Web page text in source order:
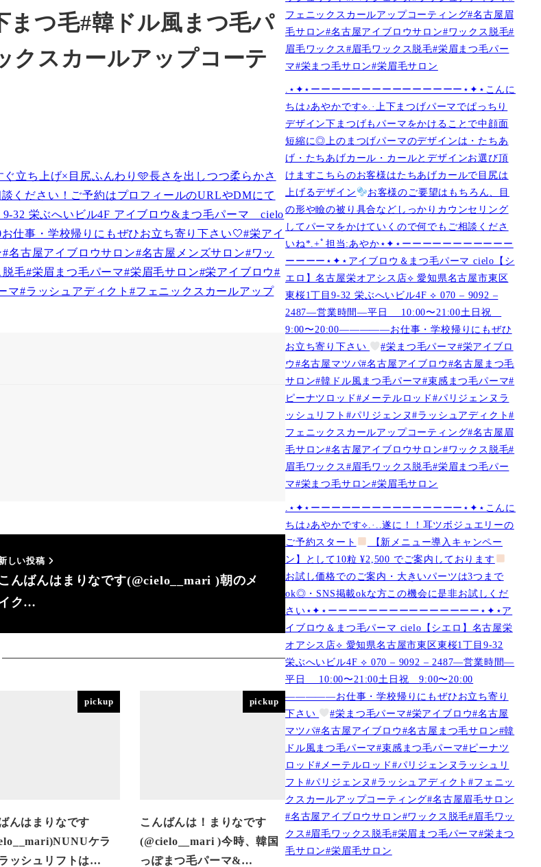
まつ毛#韓ドル風まつ毛パ
クスカールアップコーテ
しい投稿
こんばんはまりなです(@cielo__mari )朝のメ
ク…
pickup
んはまりなです
ケラ
ッシュリフトは…
pickup
こんばんは！まりなです
(@cielo__mari )今時、韓国
っぽまつ毛パーマ&…
フェニックスカールアップコーティング#名古屋眉
毛サロン#名古屋アイブロウサロン#ワックス脱毛#
眉毛ワックス#眉毛ワックス脱毛#栄眉まつ毛パー
マ#栄まつ毛サロン#栄眉毛サロン
.⋆✦⋆ーーーーーーーーーーーーーーー⋆✦⋆こんに
ちは♪あやかです︎⟡.·上下まつげパーマでぱっちり
デザイン下まつげもパーマをかけることで中顔面
短縮に◎上のまつげパーマのデザインは・たちあ
げ・たちあげカール・カールとデザインお選び頂
けますこちらのお客様はたちあげカールで目尻は
上げるデザイン
お客様のご要望はもちろん、目
の形や瞼の被り具合などしっかりカウンセリング
してパーマをかけていくので何でもご相談くださ
いね︎︎︎*.+ﾟ担当:あやか⋆✦⋆ーーーーーーーーーーー
ーーーー⋆✦⋆アイブロウ＆まつ毛パーマ cielo【シ
エロ】名古屋栄オアシス店︎︎⟡ 愛知県名古屋市東区
東桜1丁目9-32 栄ぶへいビル4F ︎︎⟡ 070 – 9092 –
2487—営業時間—平日 10:00〜21:00土日祝
9:00〜20:00—————お仕事・学校帰りにもぜひ
お立ち寄り下さい
#栄まつ毛パーマ#栄アイブロ
ウ#名古屋マツパ#名古屋アイブロウ#名古屋まつ毛
サロン#韓ドル風まつ毛パーマ#束感まつ毛パーマ#
ピーナツロッド#メーテルロッド#パリジェンヌラ
ッシュリフト#パリジェンヌ#ラッシュアディクト#
フェニックスカールアップコーティング#名古屋眉
毛サロン#名古屋アイブロウサロン#ワックス脱毛#
眉毛ワックス#眉毛ワックス脱毛#栄眉まつ毛パー
マ#栄まつ毛サロン#栄眉毛サロン
.⋆✦⋆ーーーーーーーーーーーーーーー⋆✦⋆こんに
ちは♪あやかです︎⟡.·..遂に！！耳ツボジュエリーの
ご予約スタート
【新メニュー導入キャンペー
ン】として10粒 ¥2,500 でご案内しております
お試し価格でのご案内・大きいパーツは3つまで
ok◎・SNS掲載okな方この機会に是非お試しくだ
さい⋆✦⋆ーーーーーーーーーーーーーーー⋆✦⋆ア
イブロウ＆まつ毛パーマ cielo【シエロ】名古屋栄
オアシス店︎︎⟡ 愛知県名古屋市東区東桜1丁目9-32
栄ぶへいビル4F ︎︎⟡ 070 – 9092 – 2487—営業時間—
平日 10:00〜21:00土日祝 9:00〜20:00
—————お仕事・学校帰りにもぜひお立ち寄り
下さい
#栄まつ毛パーマ#栄アイブロウ#名古屋
マツパ#名古屋アイブロウ#名古屋まつ毛サロン#韓
ドル風まつ毛パーマ#束感まつ毛パーマ#ピーナツ
ロッド#メーテルロッド#パリジェンヌラッシュリ
フト#パリジェンヌ#ラッシュアディクト#フェニッ
クスカールアップコーティング#名古屋眉毛サロン
#名古屋アイブロウサロン#ワックス脱毛#眉毛ワッ
クス#眉毛ワックス脱毛#栄眉まつ毛パーマ#栄まつ
毛サロン#栄眉毛サロン